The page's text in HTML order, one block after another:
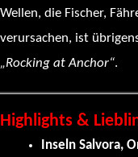
Wellen, die Fischer,
verursachen, ist
„Rocking at Anchor“.
Highlights &
Inseln Salvora,